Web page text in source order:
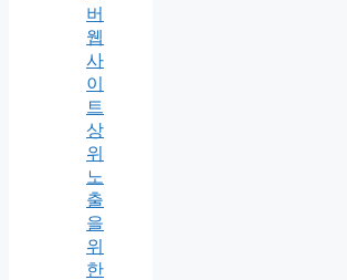
버
웹
사
이
트
상
위
노
출
을
위
한